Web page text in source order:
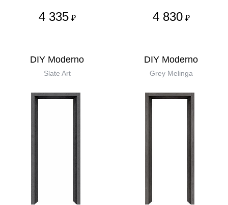
4 335 ₽ 4 830 ₽
DIY Moderno
Slate Art
DIY Moderno
Grey Melinga